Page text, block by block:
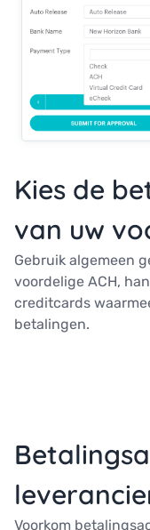
Kies de
van uw
Gebruik algemeen
voordelige ACH,
creditcards
betalingen.
Voorkom